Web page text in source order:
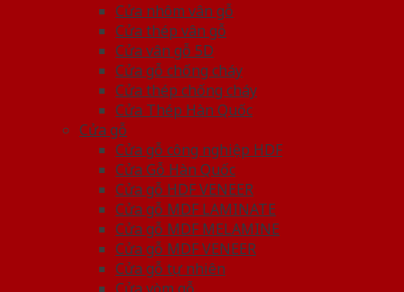
Cửa nhôm vân gỗ
Cửa thép vân gỗ
Cửa vân gỗ 5D
Cửa gỗ chống cháy
Cửa thép chống cháy
Cửa Thép Hàn Quốc
Cửa gỗ
Cửa gỗ công nghiệp HDF
Cửa Gỗ Hàn Quốc
Cửa gỗ HDF VENEER
Cửa gỗ MDF LAMINATE
Cửa gỗ MDF MELAMINE
Cửa gỗ MDF VENEER
Cửa gỗ tự nhiên
Cửa vòm gỗ